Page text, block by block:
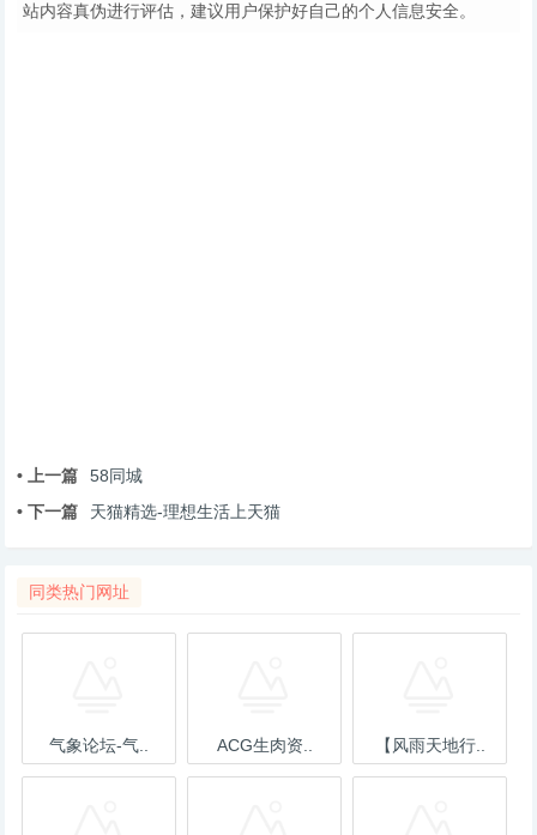
站内容真伪进行评估，建议用户保护好自己的个人信息安全。
• 上一篇
58同城
• 下一篇
天猫精选-理想生活上天猫
同类热门网址
气象论坛-气.. ACG生肉资.. 【风雨天地行..